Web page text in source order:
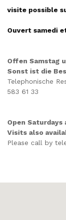
visite possible
Ouvert samedi
Offen Samstag
Sonst ist die
Telephonische
583 61 33
Open Saturdays
Visits also
Please call by